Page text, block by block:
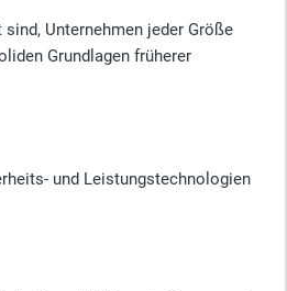
Unternehmen jeder Größe
Grundlagen früherer
und Leistungstechnologien